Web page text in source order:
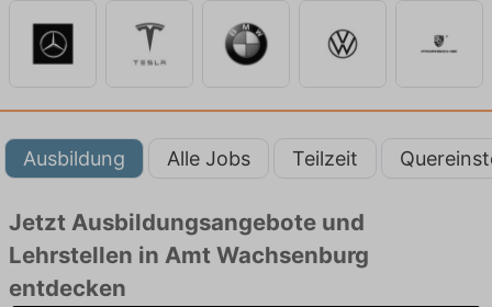
Ausbildung Alle Jobs Teilzeit
Jetzt Ausbildungsangebote und
Lehrstellen in Amt Wachsenburg
entdecken